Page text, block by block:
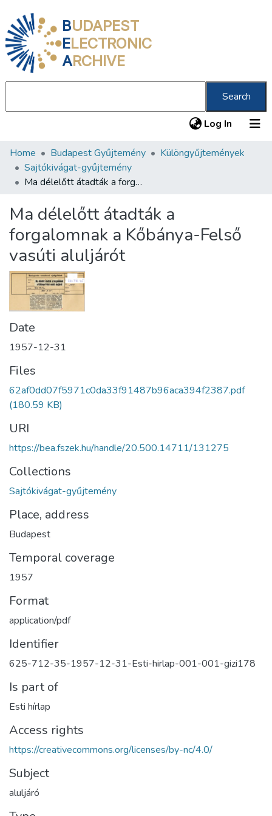
BUDAPEST
ELECTRONIC
ARCHIVE
Search
Log In (current)
Communities & Collections
All of DSpace
About us
Home Budapest Gyűjtemény
Különgyűjtemények
Sajtókivágat-gyűjtemény
Ma délelőtt átadták a forgalomnak a Kőbánya-Felső vasúti aluljárót
Ma délelőtt átadták a
forgalomnak a Kőbánya-Felső
vasúti aluljárót
Date
1957-12-31
Files
62af0dd07f5971c0da33f91487b96aca394f2387.pdf
(180.59 KB)
URI
https://bea.fszek.hu/handle/20.500.14711/131275
Collections
Sajtókivágat-gyűjtemény
Place, address
Budapest
Temporal coverage
1957
Format
application/pdf
Identifier
625-712-35-1957-12-31-Esti-hirlap-001-001-gizi178
Is part of
Esti hírlap
Access rights
https://creativecommons.org/licenses/by-nc/4.0/
Subject
aluljáró